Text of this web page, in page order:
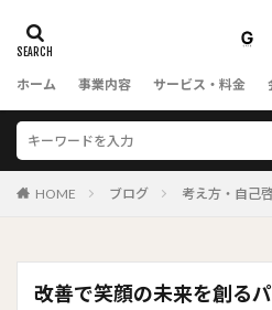
ホーム 事業内容 サービス・料金
HOME ブログ 考え方・自己
改善で笑顔の未来を創る